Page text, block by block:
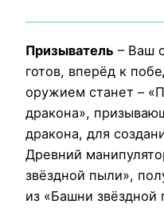
Призыватель – Ваш
готов, вперёд к
оружием станет –
дракона»,
дракона, для
Древний
звёздной пыли»,
из «Башни звёздной